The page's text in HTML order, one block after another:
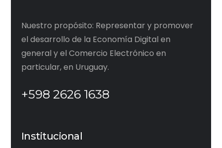
Nuestro propósito: Representar y promover
el desarrollo de la Economía Digital en
general y el Comercio Electrónico en
particular, en Uruguay.
+598 2626 1638
Institucional